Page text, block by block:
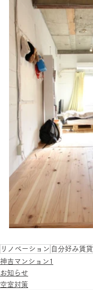
リノベーション 自分好み賃貸
神吉マンション1
お知らせ
空室対策